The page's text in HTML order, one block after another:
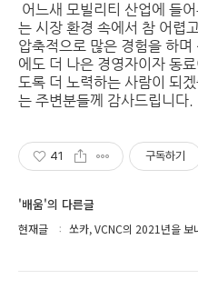
어느새 모빌리티 산업에 들
는 시장 환경 속에서 참 어렵
압축적으로 많은 경험을 하
에도 더 나은 경영자이자 동
도록 더 노력하는 사람이 되
는 주변분들께 감사드립니다.
41 구독하기
'배움'의 다른글
현재글 쏘카, VCNC의 2021년을 보